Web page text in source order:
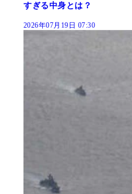
すぎる中身とは？
2026年07月19日 07:30